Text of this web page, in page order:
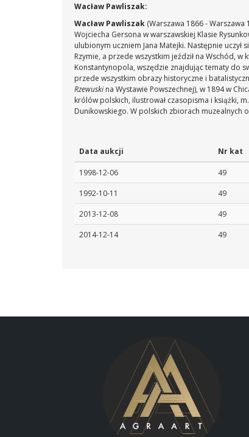
Wacław Pawliszak:
Wacław Pawliszak (Warszawa 1866 -
Wojciecha Gersona w warszawskiej Klasie
ulubionym uczniem Jana Matejki. Następnie uczył
Rzymie, a przede wszystkim jeździł na Wschód,
Konstantynopola, wszędzie znajdując tematy do
przede wszystkim obrazy historyczne i
Rzewuski na Wystawie Powszechnej), w 1894 w
królów polskich, ilustrował czasopisma i książki,
Dunikowskiego. W polskich zbiorach muzealnych
Data aukcji Nr kat
1998-12-06 49
1992-10-11
49
2013-12-08
49
2014-12-14
49